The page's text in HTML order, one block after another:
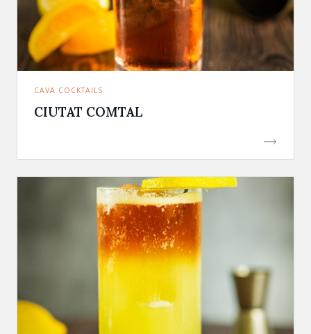
CAVA COCKTAILS
CIUTAT COMTAL